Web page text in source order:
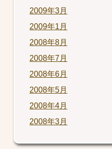
2009年3月
2009年1月
2008年8月
2008年7月
2008年6月
2008年5月
2008年4月
2008年3月